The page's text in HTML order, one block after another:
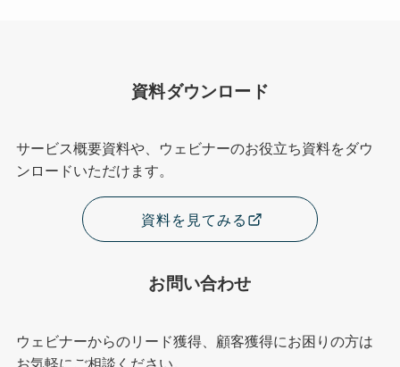
資料ダウンロード
サービス概要資料や、ウェビナーのお役立ち資料をダウ
ンロードいただけます。
資料を見てみる
お問い合わせ
ウェビナーからのリード獲得、顧客獲得にお困りの方は
お気軽にご相談ください。